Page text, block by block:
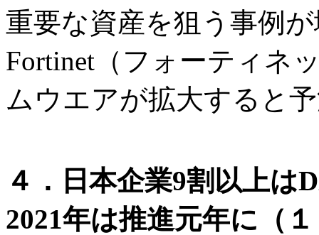
重要な資産を狙う事例
Fortinet（フォーティネ
ムウエアが拡大すると
４．日本企業9割以上は
2021年は推進元年に（